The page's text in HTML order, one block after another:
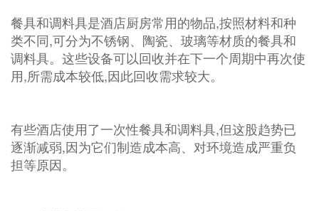
餐具和调料具是酒店厨房常用的物品,按照材料和种
类不同,可分为不锈钢、陶瓷、玻璃等材质的餐具和
调料具。这些设备可以回收并在下一个周期中再次使
用,所需成本较低,因此回收需求较大。
有些酒店使用了一次性餐具和调料具,但这股趋势已
逐渐减弱,因为它们制造成本高、对环境造成严重负
担等原因。